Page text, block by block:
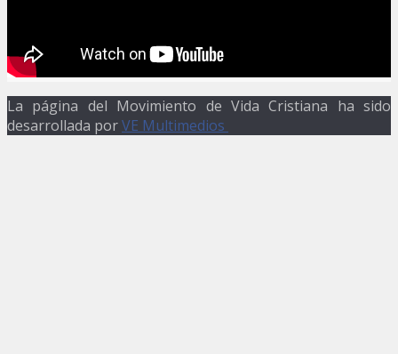
La página del Movimiento de Vida Cristiana ha sido
desarrollada porVE Multimedios